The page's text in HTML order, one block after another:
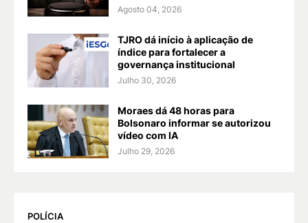
Agosto 04, 2026
TJRO dá início à aplicação de
índice para fortalecer a
governança institucional
Julho 30, 2026
Moraes dá 48 horas para
Bolsonaro informar se autorizou
vídeo com IA
Julho 29, 2026
POLÍCIA